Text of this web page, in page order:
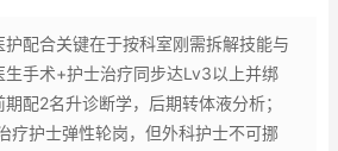
护配合关键在于按科室刚需拆解技能与
生手术+护士治疗同步达Lv3以上并绑
配2名升诊断学，后期转体液分析；
疗护士弹性轮岗，但外科护士不可挪